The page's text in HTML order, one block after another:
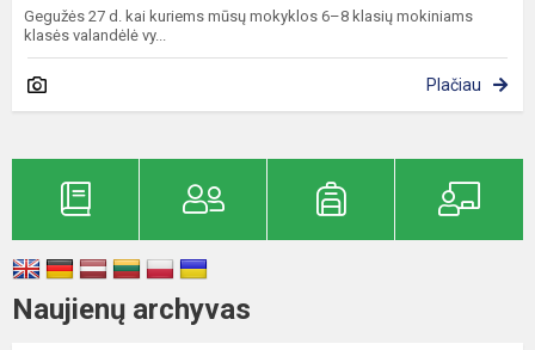
Gegužės 27 d. kai kuriems mūsų mokyklos 6–8 klasių mokiniams
klasės valandėlė vy...
Plačiau
Naujienų archyvas